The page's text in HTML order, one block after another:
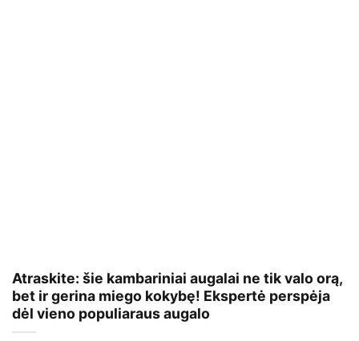
Atraskite: šie kambariniai augalai ne tik valo orą,
bet ir gerina miego kokybę! Ekspertė perspėja
dėl vieno populiaraus augalo